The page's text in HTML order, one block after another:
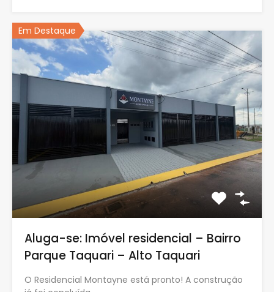
Em Destaque
Aluga-se: Imóvel residencial – Bairro
Parque Taquari – Alto Taquari
O Residencial Montayne está pronto! A construção